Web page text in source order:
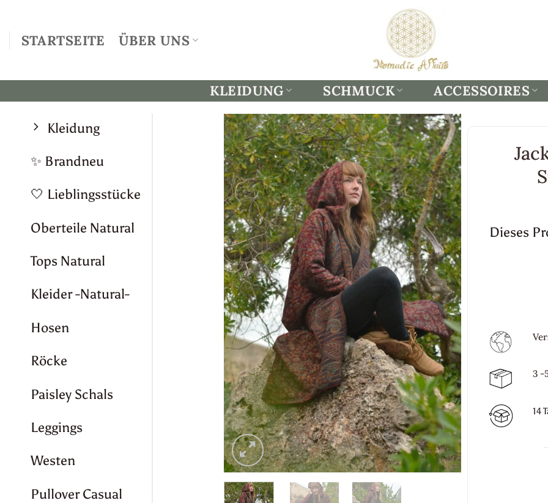
Inhalt
springen
STARTSEITE ÜBER UNS
KLEIDUNG SCHMUCK ACCESSOIRES
Kleidung
✨ Brandneu
🤍 Lieblingsstücke
Oberteile Natural
Tops Natural
Kleider -Natural-
Hosen
Röcke
Paisley Schals
Leggings
Westen
Pullover Casual
Dieses
3 -
14